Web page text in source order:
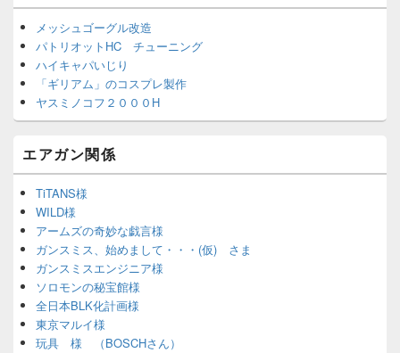
メッシュゴーグル改造
パトリオットHC チューニング
ハイキャパいじり
「ギリアム」のコスプレ製作
ヤスミノコフ２０００H
エアガン関係
TiTANS様
WILD様
アームズの奇妙な戯言様
ガンスミス、始めまして・・・(仮) さま
ガンスミスエンジニア様
ソロモンの秘宝館様
全日本BLK化計画様
東京マルイ様
玩具 様 （BOSCHさん）